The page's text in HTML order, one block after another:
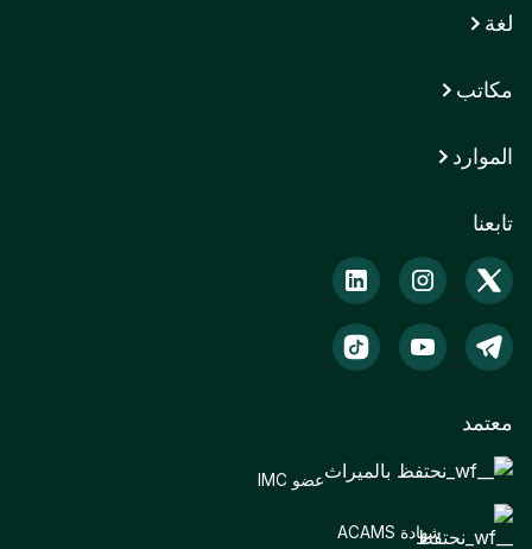
لغة
تابعنا
مكاتب
الموارد
معتمد
عضو IMC
شهادة ACAMS